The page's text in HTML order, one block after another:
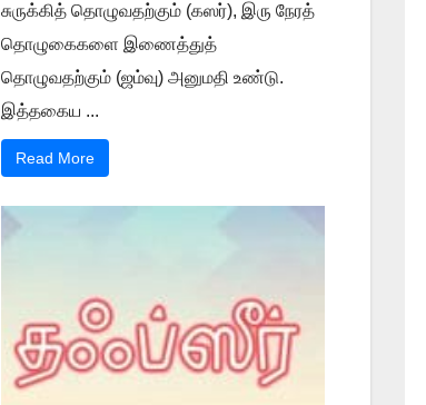
சுருக்கித் தொழுவதற்கும் (கஸர்), இரு நேரத்
தொழுகைகளை இணைத்துத்
தொழுவதற்கும் (ஜம்வு) அனுமதி உண்டு.
இத்தகைய ...
Read More